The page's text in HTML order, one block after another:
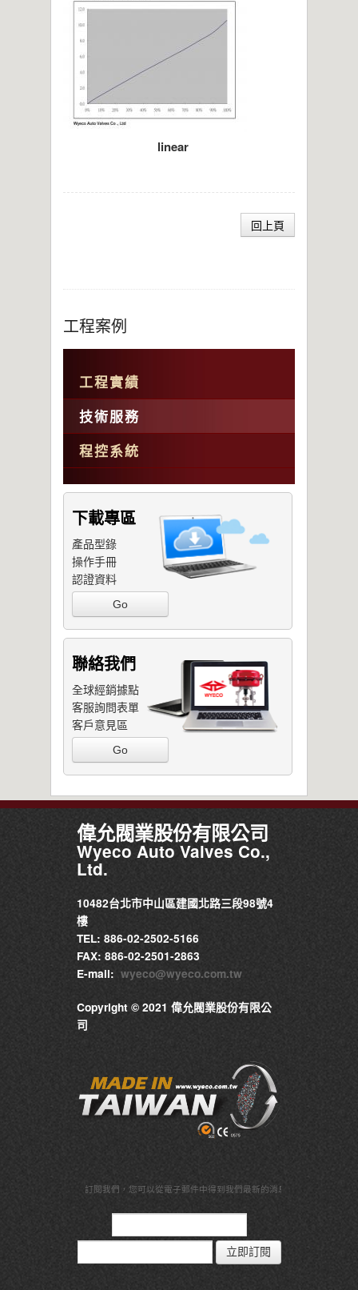
linear
回上頁
工程案例
工程實績
技術服務
程控系統
下載專區
產品型錄
操作手冊
認證資料
Go
聯絡我們
全球經銷據點
客服詢問表單
客戶意見區
Go
偉允閥業股份有限公司
Wyeco Auto Valves Co.,
Ltd.
10482台北市中山區建國北路三段98號4
樓
TEL: 886-02-2502-5166
FAX: 886-02-2501-2863
E-mail: wyeco@wyeco.com.tw
Copyright © 2021 偉允閥業股份有限公
司
訂閱我們， 您可以從電子郵件中得到我們最新的消息與資訊
立即訂閱